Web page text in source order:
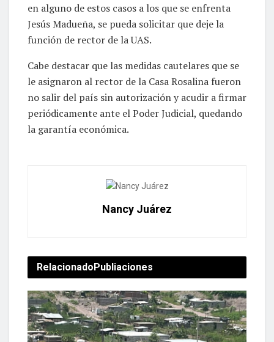
en alguno de estos casos a los que se enfrenta
Jesús Madueña, se pueda solicitar que deje la
función de rector de la UAS.
Cabe destacar que las medidas cautelares que se
le asignaron al rector de la Casa Rosalina fueron
no salir del país sin autorización y acudir a firmar
periódicamente ante el Poder Judicial, quedando
la garantía económica.
Nancy Juárez
RelacionadoPubliaciones